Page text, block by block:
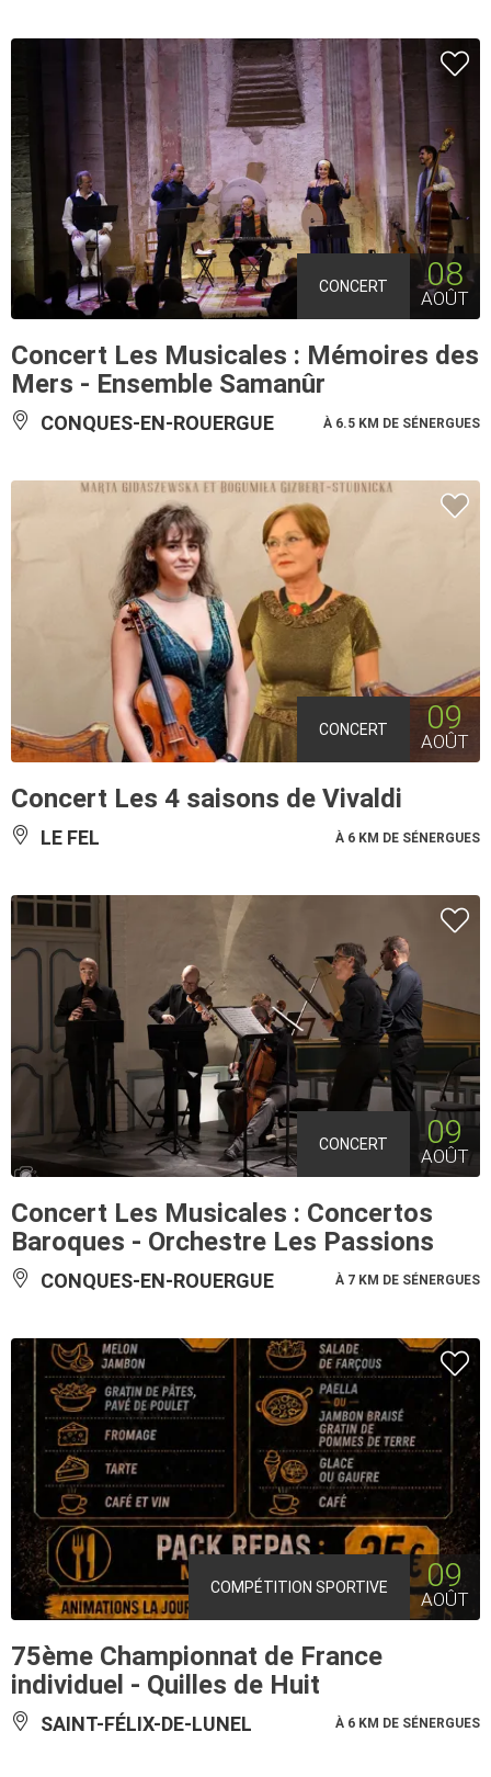
CONCERT 08
AOÛT
Concert Les Musicales : Mémoires des
Mers - Ensemble Samanûr
CONQUES-EN-ROUERGUE À 6.5 KM DE SÉNERGUES
CONCERT 09
AOÛT
Concert Les 4 saisons de Vivaldi
LE FEL À 6 KM DE SÉNERGUES
CONCERT 09
AOÛT
Concert Les Musicales : Concertos
Baroques - Orchestre Les Passions
CONQUES-EN-ROUERGUE À 7 KM DE SÉNERGUES
COMPÉTITION SPORTIVE 09
AOÛT
75ème Championnat de France
individuel - Quilles de Huit
SAINT-FÉLIX-DE-LUNEL À 6 KM DE SÉNERGUES